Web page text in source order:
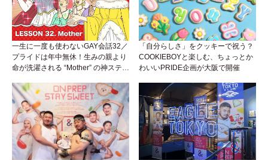
一生に一度も使わないGAY会話32／
プライドは年中無休！生みの親より
命が洗濯される “Mother” の神ステー
「自分らしさ」をクッキーで祝う？
COOKIEBOYと楽しむ、ちょっとか
わいいPRIDE企画が大阪で開催